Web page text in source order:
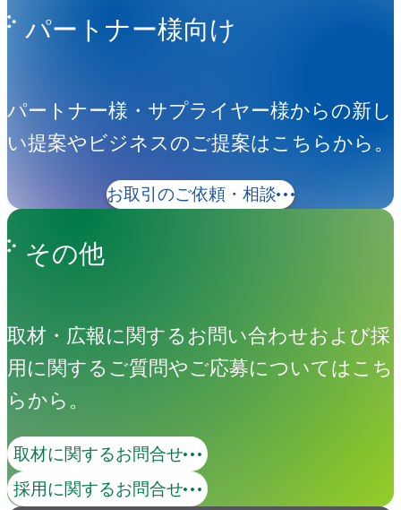
パートナー様向け
パートナー様・サプライヤー様からの新し
い提案やビジネスのご提案はこちらから。
お取引のご依頼・相談
その他
取材・広報に関するお問い合わせおよび採
用に関するご質問やご応募についてはこち
らから。
取材に関するお問合せ
採用に関するお問合せ